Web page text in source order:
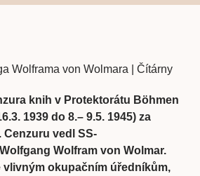
knih v Protektorátu Böhmen
1939 do 8.– 9.5. 1945) za
Cenzuru vedlSS-
Wolfgang Wolfram von Wolmar.
vlivným okupačním úředníkům,